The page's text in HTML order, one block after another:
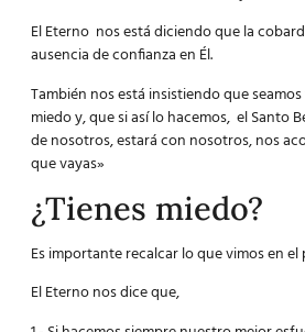
El Eterno nos está diciendo que la
ausencia de confianza en Él.
También nos está insistiendo que
miedo y, que si así lo hacemos, el Santo
de nosotros, estará con nosotros, nos
que vayas»
¿Tienes miedo?
Es importante recalcar lo que vimos en
El Eterno nos dice que,